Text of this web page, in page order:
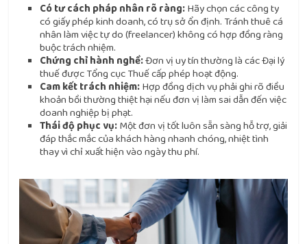
Có tư cách pháp nhân rõ ràng:Hãy chọn các công ty
có giấy phép kinh doanh, có trụ sở ổn định. Tránh thuê cá
nhân làm việc tự do (freelancer) không có hợp đồng ràng
buộc trách nhiệm.
Chứng chỉ hành nghề:Đơn vị uy tín thường là các Đại lý
thuế được Tổng cục Thuế cấp phép hoạt động.
Cam kết trách nhiệm:Hợp đồng dịch vụ phải ghi rõ điều
khoản bồi thường thiệt hại nếu đơn vị làm sai dẫn đến việc
doanh nghiệp bị phạt.
Thái độ phục vụ:Một đơn vị tốt luôn sẵn sàng hỗ trợ, giải
đáp thắc mắc của khách hàng nhanh chóng, nhiệt tình
thay vì chỉ xuất hiện vào ngày thu phí.